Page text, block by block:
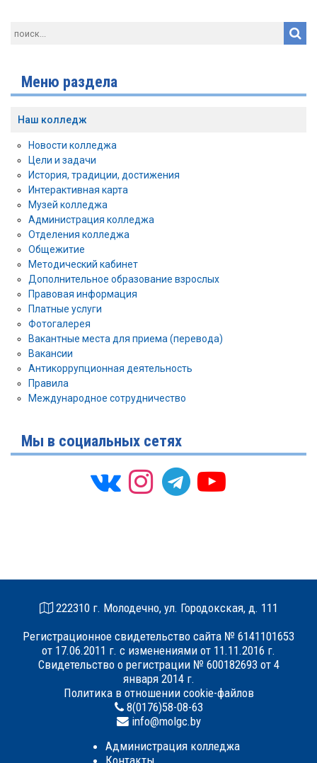
Меню раздела
Наш колледж
Новости колледжа
Цели и задачи
История, традиции, достижения
Интерактивная карта
Музей колледжа
Администрация колледжа
Отделения колледжа
Общежитие
Методический кабинет
Дополнительное образование взрослых
Правовая информация
Платные услуги
Фотогалерея
Вакантные места для приема (перевода)
Вакансии
Антикоррупционная деятельность
Правила
Международное сотрудничество
Мы в социальных сетях
222310 г. Молодечно, ул. Городокская, д. 111
Регистрационное свидетельство сайта № 6141101653
от 17.06.2011 г. с изменениями от 11.11.2016 г.
Свидетельство о регистрации № 600182693 от 4
января 2014 г.
Политика в отношении cookie-файлов
8(0176)58-08-63
info@molgc.by
Администрация колледжа